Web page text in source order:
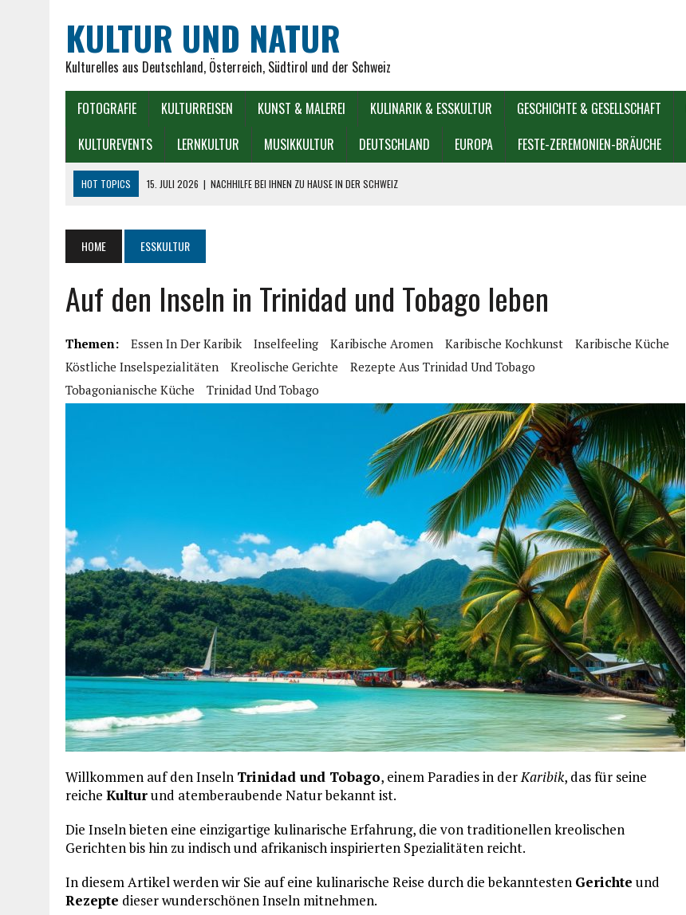
KULTUR UND NATUR
Kulturelles aus Deutschland, Österreich, Südtirol und der Schweiz
FOTOGRAFIE KULTURREISEN KUNST & MALEREI KULINARIK & ESSKULTUR GESCHICHTE & GESELLSCHAFT
KULTUREVENTS
LERNKULTUR MUSIKKULTUR DEUTSCHLAND EUROPA FESTE-ZEREMONIEN-BRÄUCHE
HOT TOPICS 15. JULI 2026 | NACHHILFE BEI IHNEN ZU HAUSE IN DER SCHWEIZ
9. JUNI 2026 | DER MÜNCHNER GLASPALAST: GLANZ, KUNST UND TRAGÖDIE
7. AUGUST 2026
SEIT WANN GIBT ES HOROSKOPE VERSCHIEDENER KULTUREN?
HOME ESSKULTUR
Auf den Inseln in Trinidad und Tobago leben
Themen: Essen In Der Karibik Inselfeeling Karibische Aromen Karibische Kochkunst
Karibische Küche
Köstliche Inselspezialitäten
Kreolische Gerichte
Rezepte Aus Trinidad Und Tobago
Tobagonianische Küche
Trinidad Und Tobago
Willkommen auf den Inseln Trinidad und Tobago, einem Paradies in derKaribik, das für seine
reiche Kulturund atemberaubende Natur bekannt ist.
Die Inseln bieten eine einzigartige kulinarische Erfahrung, die von traditionellen kreolischen
Gerichten bis hin zu indisch und afrikanisch inspirierten Spezialitäten reicht.
In diesem Artikel werden wir Sie auf eine kulinarische Reise durch die bekanntesten Gerichte und
Rezepte dieser wunderschönen Inseln mitnehmen.